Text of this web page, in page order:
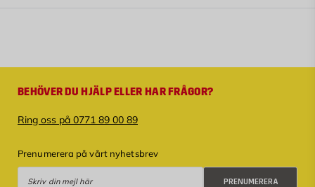
BEHÖVER DU HJÄLP ELLER HAR FRÅGOR?
Ring oss på 0771 89 00 89
Prenumerera på vårt nyhetsbrev
PRENUMERERA